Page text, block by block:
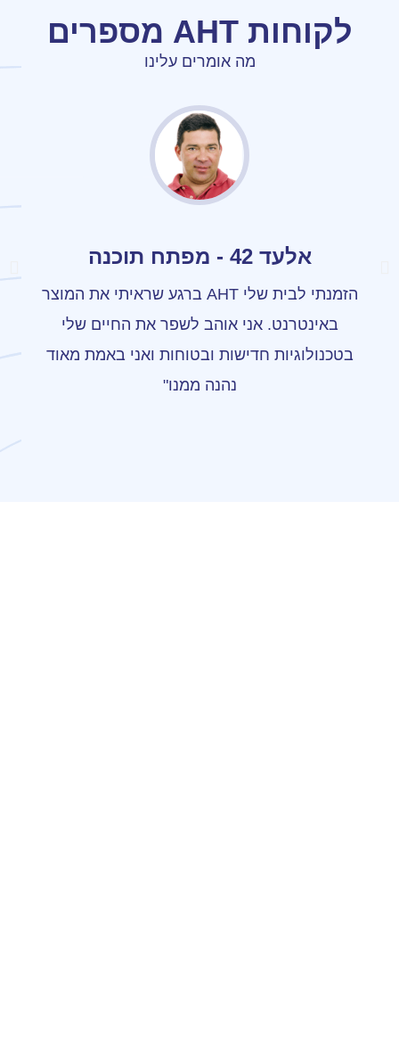
לקוחות AHT מספרים
מה אומרים עלינו
אלעד 42 - מפתח תוכנה
הזמנתי לבית שלי AHT ברגע שראיתי את המוצר
באינטרנט. אני אוהב לשפר את החיים שלי
בטכנולוגיות חדישות ובטוחות ואני באמת מאוד
נהנה ממנו"